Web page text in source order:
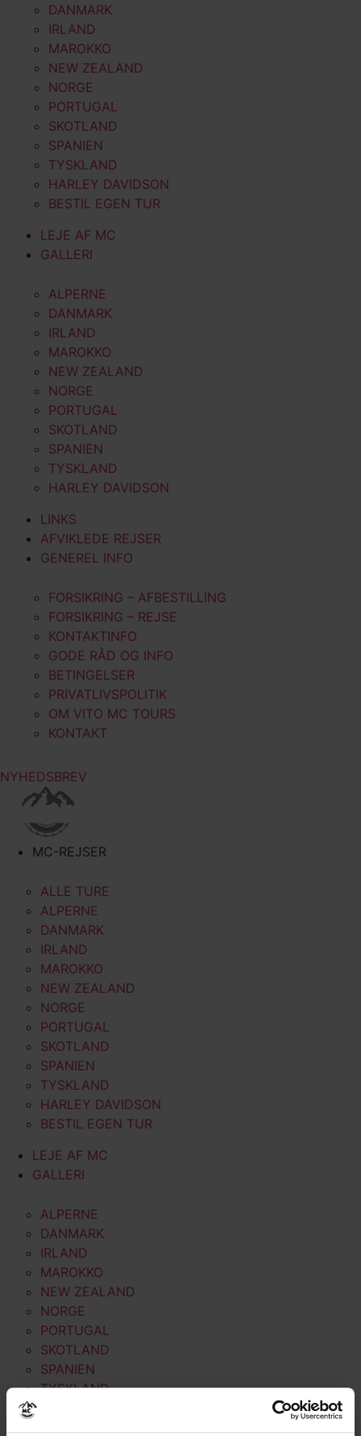
DANMARK
IRLAND
MAROKKO
NEW ZEALAND
NORGE
PORTUGAL
SKOTLAND
SPANIEN
TYSKLAND
HARLEY DAVIDSON
BESTIL EGEN TUR
LEJE AF MC
GALLERI
ALPERNE
DANMARK
IRLAND
MAROKKO
NEW ZEALAND
NORGE
PORTUGAL
SKOTLAND
SPANIEN
TYSKLAND
HARLEY DAVIDSON
LINKS
AFVIKLEDE REJSER
GENEREL INFO
FORSIKRING – AFBESTILLING
FORSIKRING – REJSE
KONTAKTINFO
GODE RÅD OG INFO
BETINGELSER
PRIVATLIVSPOLITIK
OM VITO MC TOURS
KONTAKT
NYHEDSBREV
MC-REJSER
ALLE TURE
ALPERNE
DANMARK
IRLAND
MAROKKO
NEW ZEALAND
NORGE
PORTUGAL
SKOTLAND
SPANIEN
TYSKLAND
HARLEY DAVIDSON
BESTIL EGEN TUR
LEJE AF MC
GALLERI
ALPERNE
DANMARK
IRLAND
MAROKKO
NEW ZEALAND
NORGE
PORTUGAL
SKOTLAND
SPANIEN
TYSKLAND